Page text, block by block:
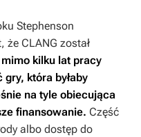
Stephenson
że CLANG został
kilku lat pracy
gry, która byłaby
na tyle obiecująca
finansowanie. Część
albo dostęp do